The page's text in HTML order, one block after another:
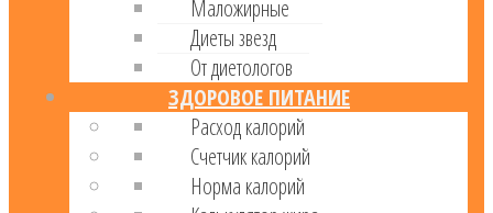
Маложирные
Диеты звезд
От диетологов
ЗДОРОВОЕ ПИТАНИЕ
Расход калорий
Cчетчик калорий
Норма калорий